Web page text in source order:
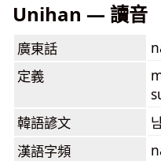
Unihan — 讀音
廣東話
定義
韓語諺文
漢語字頻